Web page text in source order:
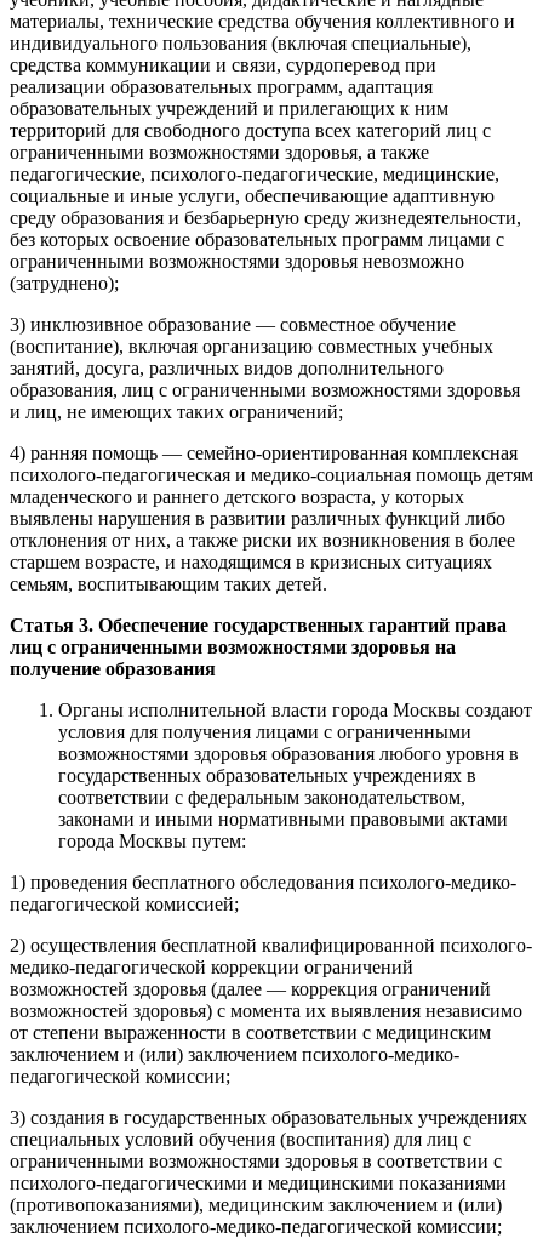
материалы, технические средства обучения коллективного и
индивидуального пользования (включая специальные),
средства коммуникации и связи, сурдоперевод при
реализации образовательных программ, адаптация
образовательных учреждений и прилегающих к ним
территорий для свободного доступа всех категорий лиц с
ограниченными возможностями здоровья, а также
педагогические, психолого-педагогические, медицинские,
социальные и иные услуги, обеспечивающие адаптивную
среду образования и безбарьерную среду жизнедеятельности,
без которых освоение образовательных программ лицами с
ограниченными возможностями здоровья невозможно
(затруднено);
3) инклюзивное образование — совместное обучение
(воспитание), включая организацию совместных учебных
занятий, досуга, различных видов дополнительного
образования, лиц с ограниченными возможностями здоровья
и лиц, не имеющих таких ограничений;
4) ранняя помощь — семейно-ориентированная комплексная
психолого-педагогическая и медико-социальная помощь детям
младенческого и раннего детского возраста, у которых
выявлены нарушения в развитии различных функций либо
отклонения от них, а также риски их возникновения в более
старшем возрасте, и находящимся в кризисных ситуациях
семьям, воспитывающим таких детей.
Статья 3. Обеспечение государственных гарантий права
лиц с ограниченными возможностями здоровья на
получение образования
Органы исполнительной власти города Москвы создают
условия для получения лицами с ограниченными
возможностями здоровья образования любого уровня в
государственных образовательных учреждениях в
соответствии с федеральным законодательством,
законами и иными нормативными правовыми актами
города Москвы путем:
1) проведения бесплатного обследования психолого-медико-
педагогической комиссией;
2) осуществления бесплатной квалифицированной психолого-
медико-педагогической коррекции ограничений
возможностей здоровья (далее — коррекция ограничений
возможностей здоровья) с момента их выявления независимо
от степени выраженности в соответствии с медицинским
заключением и (или) заключением психолого-медико-
педагогической комиссии;
3) создания в государственных образовательных учреждениях
специальных условий обучения (воспитания) для лиц с
ограниченными возможностями здоровья в соответствии с
психолого-педагогическими и медицинскими показаниями
(противопоказаниями), медицинским заключением и (или)
заключением психолого-медико-педагогической комиссии;